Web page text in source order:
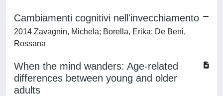
Cambiamenti cognitivi nell'invecchiamento
2014 Zavagnin, Michela; Borella, Erika; De Beni,
Rossana
When the mind wanders: Age-related
differences between young and older
adults